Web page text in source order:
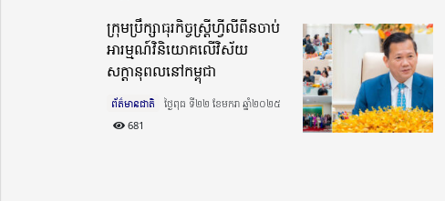
ក្រុមប្រឹក្សាធុរកិច្ចស្ត្រីហ្វីលីពីនចាប់
អារម្មណ៍វិនិយោគលើវិស័យ
សក្ដានុពលនៅកម្ពុជា
ព័ត៌មានជាតិ
ថ្ងៃពុធ ទី២២ ខែមករា ឆ្នាំ២០២៥​
681